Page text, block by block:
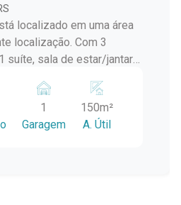
localizado em uma área
localização. Com 3
suíte, sala de estar/jantar
de empregada e escritório,
todo o conforto e
procura. Além disso,
1
Garagem
150m²
A. Útil